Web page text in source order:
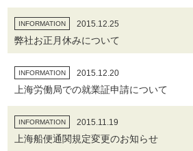
INFORMATION 2015.12.25
弊社お正月休みについて
INFORMATION 2015.12.20
上海労働局での就業証申請について
INFORMATION 2015.11.19
上海船便通関規定変更のお知らせ